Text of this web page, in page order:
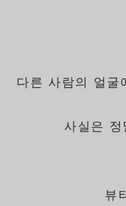
다른 사람의 얼굴
사실은
뷰